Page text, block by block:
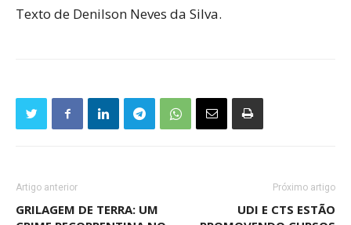
Texto de Denilson Neves da Silva.
Artigo anterior
GRILAGEM DE TERRA: UM
Próximo artigo
UDI E CTS ESTÃO